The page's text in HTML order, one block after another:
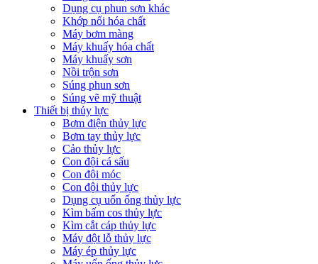
Dụng cụ phun sơn khác
Khớp nối hóa chất
Máy bơm màng
Máy khuấy hóa chất
Máy khuấy sơn
Nồi trộn sơn
Súng phun sơn
Súng vẽ mỹ thuật
Thiết bị thủy lực
Bơm điện thủy lực
Bơm tay thủy lực
Cảo thủy lực
Con đội cá sấu
Con đội móc
Con đội thủy lực
Dụng cụ uốn ống thủy lực
Kìm bấm cos thủy lực
Kìm cắt cáp thủy lực
Máy đột lỗ thủy lực
Máy ép thủy lực